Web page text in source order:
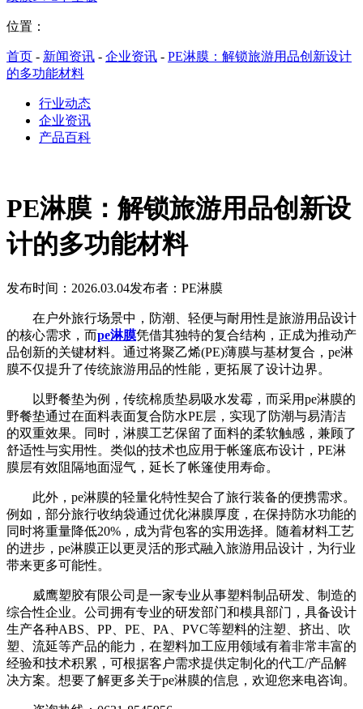
位置：
首页 - 新闻资讯 - 企业资讯 - PE淋膜：解锁旅游用品创新设计
的多功能材料
行业动态
企业资讯
产品百科
PE淋膜：解锁旅游用品创新设
计的多功能材料
发布时间：2026.03.04发布者：PE淋膜
在户外旅行场景中，防潮、轻便与耐用性是旅游用品设计
的核心需求，而pe淋膜凭借其独特的复合结构，正成为推动产
品创新的关键材料。通过将聚乙烯(PE)薄膜与基材复合，pe淋
膜不仅提升了传统旅游用品的性能，更拓展了设计边界。
以野餐垫为例，传统棉质垫易吸水发霉，而采用pe淋膜的
野餐垫通过在面料表面复合防水PE层，实现了防潮与易清洁
的双重效果。同时，淋膜工艺保留了面料的柔软触感，兼顾了
舒适性与实用性。类似的技术也应用于帐篷底布设计，PE淋
膜层有效阻隔地面湿气，延长了帐篷使用寿命。
此外，pe淋膜的轻量化特性契合了旅行装备的便携需求。
例如，部分旅行收纳袋通过优化淋膜厚度，在保持防水功能的
同时将重量降低20%，成为背包客的实用选择。随着材料工艺
的进步，pe淋膜正以更灵活的形式融入旅游用品设计，为行业
带来更多可能性。
威鹰塑胶有限公司是一家专业从事塑料制品研发、制造的
综合性企业。公司拥有专业的研发部门和模具部门，具备设计
生产各种ABS、PP、PE、PA、PVC等塑料的注塑、挤出、吹
塑、流延等产品的能力，在塑料加工应用领域有着非常丰富的
经验和技术积累，可根据客户需求提供定制化的代工/产品解
决方案。想要了解更多关于pe淋膜的信息，欢迎您来电咨询。